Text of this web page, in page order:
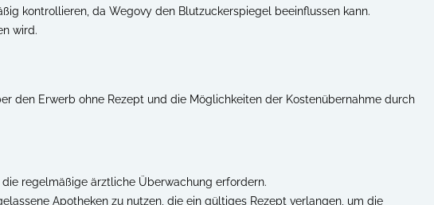
kontrollieren, da Wegovy den Blutzuckerspiegel beeinflussen kann.
wird.
den Erwerb ohne Rezept und die Möglichkeiten der Kostenübernahme durch
regelmäßige ärztliche Überwachung erfordern.
Apotheken zu nutzen, die ein gültiges Rezept verlangen, um die